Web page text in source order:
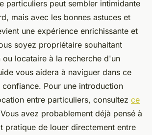
particuliers peut sembler intimidante
mais avec les bonnes astuces et
une expérience enrichissante et
soyez propriétaire souhaitant
locataire à la recherche d'un
vous aidera à naviguer dans ce
confiance. Pour une introduction
entre particuliers, consultez ce
avez probablement déjà pensé à
pratique de louer directement entre